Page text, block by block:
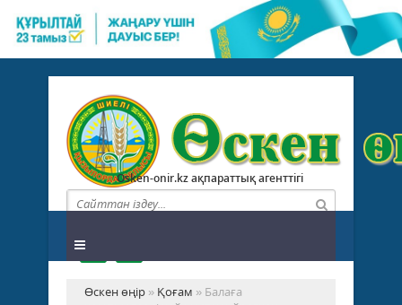
Osken-onir.kz ақпараттық агенттігі
Өскен өңір » Қоғам » Балаға